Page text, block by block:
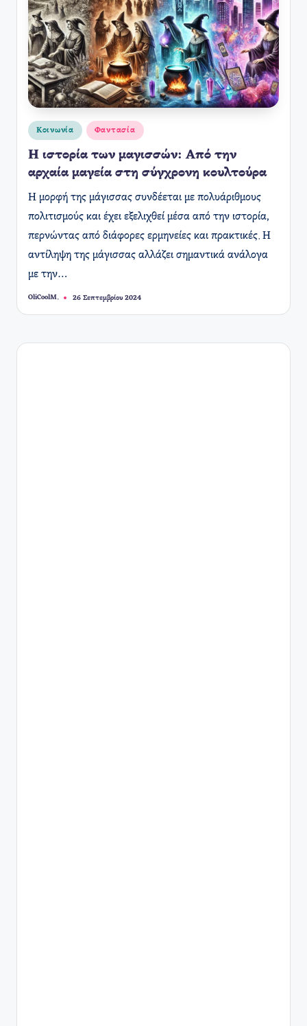
Αναρτήθηκε
σε
Κοινωνία Φαντασία
Η ιστορία των μαγισσών: Από την
αρχαία μαγεία στη σύγχρονη κουλτούρα
Η μορφή της μάγισσας συνδέεται με πολυάριθμους
πολιτισμούς και έχει εξελιχθεί μέσα από την ιστορία,
περνώντας από διάφορες ερμηνείες και πρακτικές. Η
αντίληψη της μάγισσας αλλάζει σημαντικά ανάλογα
με την…
Συγγραφέας:
OliCoolM. 26 Σεπτεμβρίου 2024